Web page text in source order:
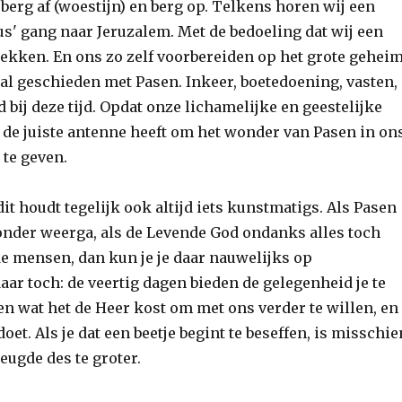
af (woestijn) en berg op. Telkens horen wij een
gang naar Jeruzalem. Met de bedoeling dat wij een
En ons zo zelf voorbereiden op het grote
geschieden met Pasen. Inkeer, boetedoening, vasten,
bij deze tijd. Opdat onze lichamelijke en geestelijke
juiste antenne heeft om het wonder van Pasen in
geven.
houdt tegelijk ook altijd iets kunstmatigs. Als Pasen
weerga, als de Levende God ondanks alles toch
mensen, dan kun je je daar nauwelijks op
toch: de veertig dagen bieden de gelegenheid je te
wat het de Heer kost om met ons verder te willen, en
Als je dat een beetje begint te beseffen, is
des te groter.